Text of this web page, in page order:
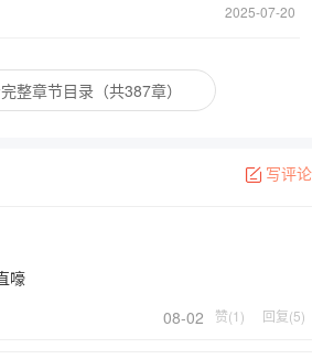
2025-07-20
整章节目录（共387章）
写评论
嚎
08-02
赞(1) 回复(5)